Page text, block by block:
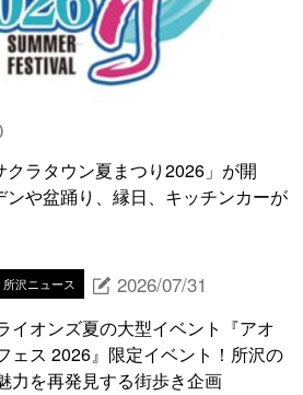
クラタウン夏まつり2026」が開
ンや盆踊り、縁日、キッチンカーが
所沢ニュース 2026/07/31
イオンズ夏の大型イベント『アオ
ェス 2026』限定イベント！所沢の
力を再発見する街歩き企画